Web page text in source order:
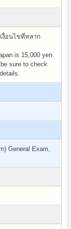
งื่อนไขที่หลาก
is 15,000 yen.
sure to check
General Exam,